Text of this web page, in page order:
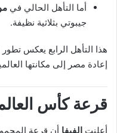
أما التأهل الحالي في
جيبوتي بثلاثية نظيفة.
هذا التأهل الرابع يعكس
إعادة مصر إلى مكانتها
قرعة كأس العالم
أعلنت الفيفا أن قرعة